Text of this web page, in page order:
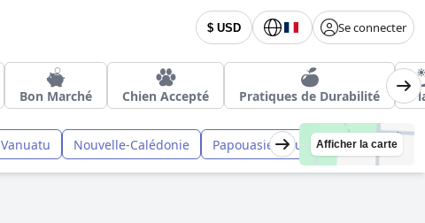
$ USD Se connecter
Bon Marché Chien Accepté Pratiques de Durabilité
Vanuatu Nouvelle-Calédonie Papouasie-Nouvelle-Guinée
Afficher la carte